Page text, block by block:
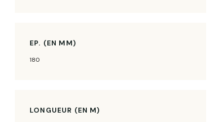
EP. (EN MM)
180
LONGUEUR (EN M)